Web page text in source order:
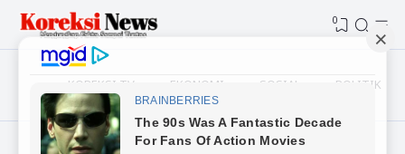
0
KOREKSI TV EKONOMI SOSIAL POLITIK